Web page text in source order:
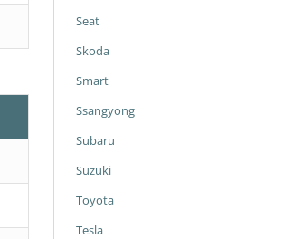
Seat
Skoda
Smart
Ssangyong
Subaru
Suzuki
Toyota
Tesla